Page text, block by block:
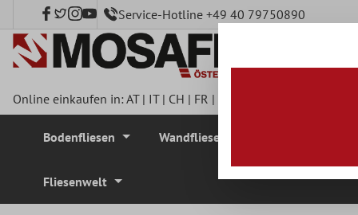
springen Service-Hotline +49 40 79750890
Online einkaufen in:AT| IT| CH | FR |
Bodenfliesen Wandfliesen
Fliesenwelt